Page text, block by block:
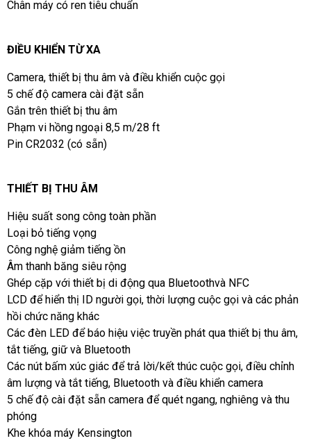
Chân máy có ren tiêu chuẩn
ĐIỀU KHIỂN TỪ XA
Camera, thiết bị thu âm và điều khiển cuộc gọi
5 chế độ camera cài đặt sẵn
Gắn trên thiết bị thu âm
Phạm vi hồng ngoại 8,5 m/28 ft
Pin CR2032 (có sẵn)
THIẾT BỊ THU ÂM
Hiệu suất song công toàn phần
Loại bỏ tiếng vọng
Công nghệ giảm tiếng ồn
Âm thanh băng siêu rộng
Ghép cặp với thiết bị di động qua Bluetoothvà NFC
LCD để hiển thị ID người gọi, thời lượng cuộc gọi và các phản
hồi chức năng khác
Các đèn LED để báo hiệu việc truyền phát qua thiết bị thu âm,
tắt tiếng, giữ và Bluetooth
Các nút bấm xúc giác để trả lời/kết thúc cuộc gọi, điều chỉnh
âm lượng và tắt tiếng, Bluetooth và điều khiển camera
5 chế độ cài đặt sẵn camera để quét ngang, nghiêng và thu
phóng
Khe khóa máy Kensington